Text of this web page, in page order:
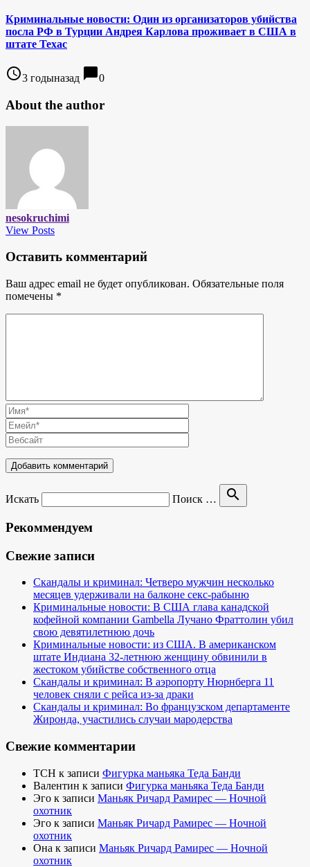
Криминальные новости: Один из организаторов убийства
посла РФ в Турции Андрея Карлова проживает в США в
штате Техас
access_time3 годыназад chat_bubble0
About the author
nesokruchimi
View Posts
Оставить комментарий
Ваш адрес email не будет опубликован. Обязательные поля
помечены *
Искать Поиск … search
Рекоммендуем
Свежие записи
Скандалы и криминал: Четверо мужчин несколько
месяцев удерживали на балконе секс-рабыню
Криминальные новости: В США глава канадской
кофейной компании Gambella Лучано Фраттолин убил
свою девятилетнюю дочь
Криминальные новости: из США. В американском
штате Индиана 32-летнюю женщину обвинили в
жестоком убийстве собственного отца
Скандалы и криминал: В аэропорту Нюрнберга 11
человек сняли с рейса из-за драки
Скандалы и криминал: Во французском департаменте
Жиронда, участились случаи мародерства
Свежие комментарии
TCH к записи Фигурка маньяка Теда Банди
Валентин к записи Фигурка маньяка Теда Банди
Эго к записи Маньяк Ричард Рамирес — Ночной
охотник
Эго к записи Маньяк Ричард Рамирес — Ночной
охотник
Она к записи Маньяк Ричард Рамирес — Ночной
охотник